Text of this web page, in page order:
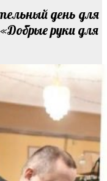
день для
руки для